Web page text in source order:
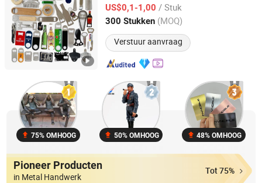
CadeauBier WijnFlesopener
US$0,1-1,00 / Stuk
300 Stukken (MOQ)
Verstuur aanvraag
Guangdong, China Sinds 2010
75% OMHOOG 50% OMHOOG 48% OMHOOG
Pioneer Producten
in Metal Handwerk
Tot 75%